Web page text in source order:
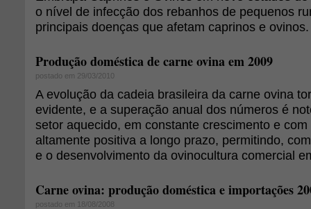
o nível de infecção dos rebanhos de pequenos
principais doenças que afetam caprinos e ovinos.
Produção doméstica de carne ovina em 2009
postado em 29/03/2010
A evolução da cadeia brasileira da carne ovina
evidente, e a superação anual dos números é
setor aquecido, em constante crescimento e
altamente positiva a longo prazo, permitindo,
e o desenvolvimento da ovinocultura comercial
Carne ovina: produção doméstica e importações
postado em 18/08/2008